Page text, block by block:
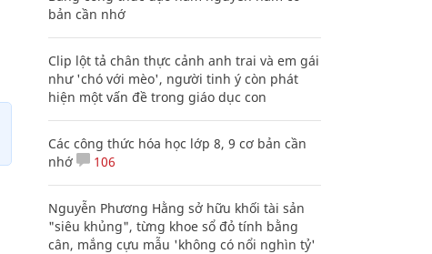
bản cần nhớ
Clip lột tả chân thực cảnh anh trai và em gái
như 'chó với mèo', người tinh ý còn phát
hiện một vấn đề trong giáo dục con
Các công thức hóa học lớp 8, 9 cơ bản cần
nhớ
106
Nguyễn Phương Hằng sở hữu khối tài sản
"siêu khủng", từng khoe sổ đỏ tính bằng
cân, mắng cựu mẫu 'không có nổi nghìn tỷ'